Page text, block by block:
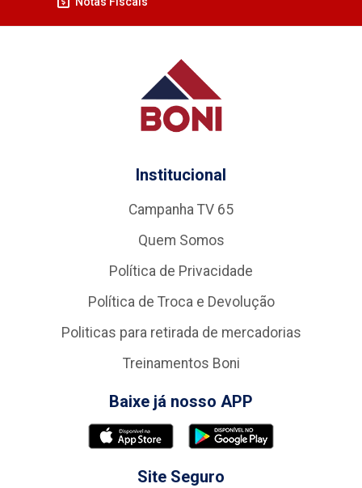
Institucional
Campanha TV 65
Quem Somos
Política de Privacidade
Política de Troca e Devolução
Politicas para retirada de mercadorias
Treinamentos Boni
Baixe já nosso APP
Site Seguro